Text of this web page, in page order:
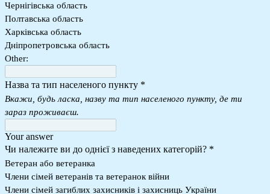
Чернігівська область
Полтавська область
Харківська область
Дніпропетровська область
Other:
Назва та тип населеного пункту *
Вкажи, будь ласка, назву та тип населеного пункту, де ти
зараз проживаєш.
Your answer
Чи належите ви до однієї з наведених категорій? *
Ветеран або ветеранка
Члени сімей ветеранів та ветеранок війни
Члени сімей загиблих захисників і захисниць України